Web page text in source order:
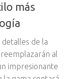
más
de la
al
impresionante